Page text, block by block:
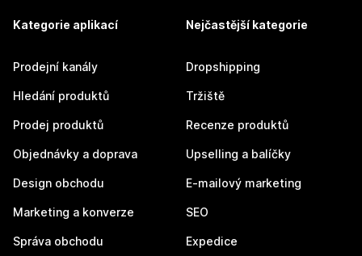
Kategorie aplikací
Prodejní kanály
Hledání produktů
Prodej produktů
Objednávky a doprava
Design obchodu
Marketing a konverze
Správa obchodu
Nejčastější kategorie
Dropshipping
Tržiště
Recenze produktů
Upselling a balíčky
E-mailový marketing
SEO
Expedice